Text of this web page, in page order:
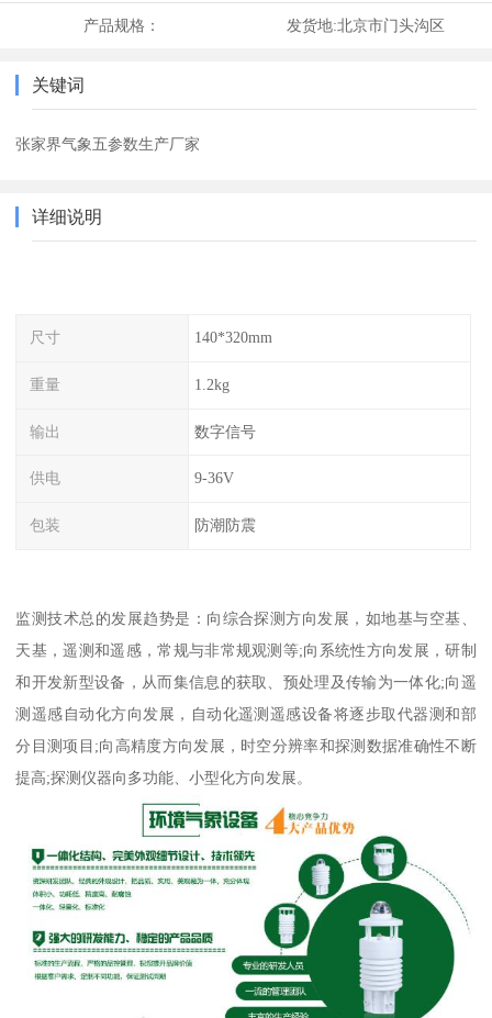
产品规格： 发货地:北京市门头沟区
关键词
张家界气象五参数生产厂家
详细说明
尺寸 140*320mm
重量 1.2kg
输出 数字信号
供电 9-36V
包装 防潮防震
监测技术总的发展趋势是：向综合探测方向发展，如地基与空基、
天基，遥测和遥感，常规与非常规观测等;向系统性方向发展，研制
和开发新型设备，从而集信息的获取、预处理及传输为一体化;向遥
测遥感自动化方向发展，自动化遥测遥感设备将逐步取代器测和部
分目测项目;向高精度方向发展，时空分辨率和探测数据准确性不断
提高;探测仪器向多功能、小型化方向发展。